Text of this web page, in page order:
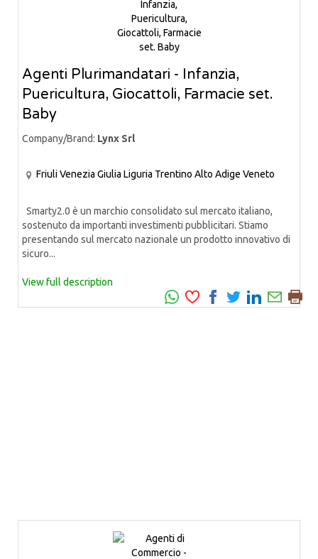
Agenti Plurimandatari - Infanzia,
Puericultura, Giocattoli, Farmacie set.
Baby
Company/Brand: Lynx Srl
Friuli Venezia Giulia Liguria Trentino Alto Adige Veneto
Smarty2.0 è un marchio consolidato sul mercato italiano,
sostenuto da importanti investimenti pubblicitari. Stiamo
presentando sul mercato nazionale un prodotto innovativo di
sicuro...
View full description